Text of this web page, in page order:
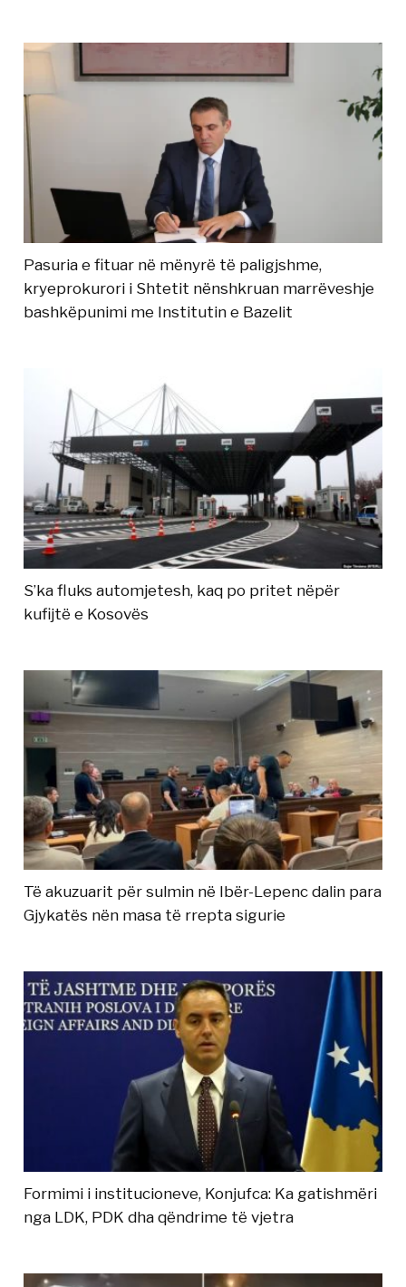
Pasuria e fituar në mënyrë të paligjshme,
kryeprokurori i Shtetit nënshkruan marrëveshje
bashkëpunimi me Institutin e Bazelit
S’ka fluks automjetesh, kaq po pritet nëpër
kufijtë e Kosovës
Të akuzuarit për sulmin në Ibër-Lepenc dalin para
Gjykatës nën masa të rrepta sigurie
Formimi i institucioneve, Konjufca: Ka gatishmëri
nga LDK, PDK dha qëndrime të vjetra